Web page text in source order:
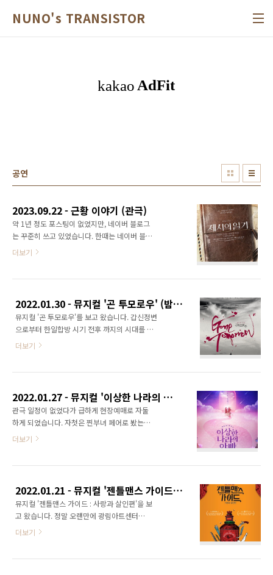
NUNO's TRANSISTOR
공연
2023.09.22 - 근황 이야기 (관극)
약 1년 정도 포스팅이 없었지만, 네이버 블로그
는 꾸준히 쓰고 있었습니다. 한때는 네이버 블로
그 포스팅을 하면서 동일한 내용으로 이곳에 함
번 달(9월)에 본 공연들을 나열해 보겠습니다. 9
월 13일(수) - 뮤지컬 [제시의 일기]
2023.09.13 - 뮤지컬 '제시의 일기' / 안유진 김
찬호 임찬민 뮤지컬 [제시의 일기]를 보고 왔습
선화 부부의 좌충우돌 육... blog.naver.com 9
2023.09.14 - 뮤지컬 '인사이드 윌..
더보기
2022.01.30 - 뮤지컬 '곤 투모로우' (밤 공연) / 최재웅 김재범 박영수 김태한 한동훈 외
뮤지컬 '곤 투모로우'를 보고 왔습니다. 갑신정변
으로부터 한일합방 시기 전후 까지의 시대를 배
경으로 하는 작품입니다. 혜화로운공연생활의
옥균을 암살했던 홍종우가 등장하였으나, 재연
은 홍종우를 가장한 가상의 인물인 한정훈이 등
장하는 것이라고 합니다. ​ 전체적으로 1막은 다
소 산만한 연출이 이어지기에(근데 그 와중에 넘
는 지루해 할 수도 있고, 실제로 1막 후 인터미션
은 적도 있습니다. 저는 그 산만함이 구한말 조선
의 혼돈을 ..
더보기
2022.01.27 - 뮤지컬 '이상한 나라의 아빠' / 박슬기 이정열 홍준기 박혜원 정현우
관극 일정이 없었다가 급하게 현장예매로 자둘
하게 되었습니다. 자첫은 찐부녀 페어로 봤는데-
두 배역이 각각 더블이기 때문에 찐부녀 페어가
채널 '김리와 함께하리'에서 열었던 ‘미스뮤지컬’
컨텐츠로 처음 보고 응원하게 되면서 유튜브 영
상으로 쭈욱 봐왔던 박슬기 배우님이 무대에 선
모습을 보는 순간, 너무 좋으면서도 아쉬움이 몰
를 못봤냐는 것이죠. 앤 공연은 이미 다 끝났고,
더보기
2022.01.21 - 뮤지컬 '젠틀맨스 가이드 : 사랑과 살인편' / 유연석 이규형 유리아 김아선 김현진 외
뮤지컬 '젠틀맨스 가이드 : 사랑과 살인편'을 보
고 왔습니다. 정말 오랜만에 광림아트센터
BBCH홀에 가게 되었네요. ​ 몬티 나바로라는 남
더보기